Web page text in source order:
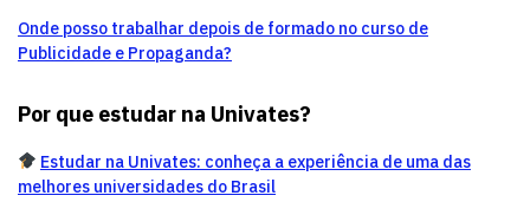
Onde posso trabalhar depois de formado no curso de
Publicidade e Propaganda?
Por que estudar na Univates?
Estudar na Univates: conheça a experiência de uma das
melhores universidades do Brasil